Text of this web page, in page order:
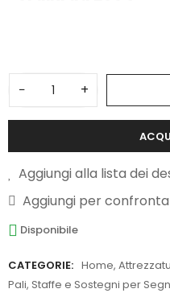
− +
Aggiungi alla lista dei
Aggiungi per
Disponibile
CATEGORIE: Home,
Pali, Staffe e Sostegni per